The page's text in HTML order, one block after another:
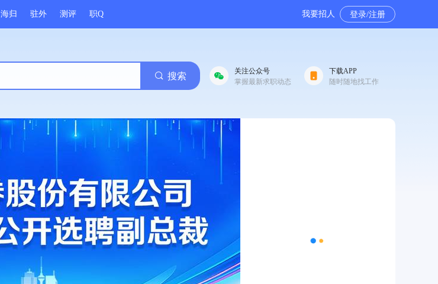
海归 驻外 测评 职Q 我要招人 登录/注册
搜索
关注公众号
掌握最新求职动态
下载APP
随时随地找工作